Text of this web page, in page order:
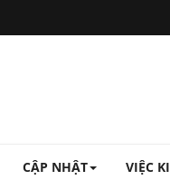
CẬP NHẬT VIỆC